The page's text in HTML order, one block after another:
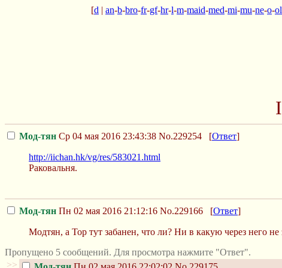
[d | an-b-bro-fr-gf-hr-l-m-maid-med-mi-mu-ne-o-
Мод-тян Ср 04 мая 2016 23:43:38 No.229254 [Ответ]
http://iichan.hk/vg/res/583021.html
Раковальня.
Мод-тян Пн 02 мая 2016 21:12:16 No.229166 [Ответ]
Модтян, а Тор тут забанен, что ли? Ни в какую через него
Пропущено 5 сообщений. Для просмотра нажмите "Ответ".
>>